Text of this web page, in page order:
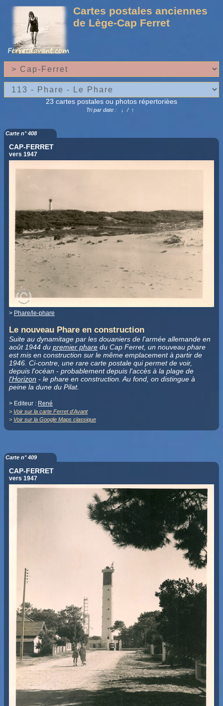
Cartes postales anciennes
de Lège-Cap Ferret
23 cartes postales ou photos répertorièes
Tri par date : ↓ /↑
Carte n° 408
CAP-FERRET
vers 1947
> Phare/le-phare
Le nouveau Phare en construction
Suite au dynamitage par les douaniers de l'armée allemande en
août 1944 du premier phare du Cap Ferret, un nouveau phare
est mis en construction sur le même emplacement à partir de
1946. Ci-contre, une rare carte postale qui permet de voir,
depuis l'océan - probablement depuis l'accès à la plage de
l'Horizon - le phare en construction. Au fond, on distingue à
peine la dune du Pilat.
> Editeur : René
> Voir sur la carte Ferret d'Avant
> Voir sur la Google Maps classique
Carte n° 409
CAP-FERRET
vers 1947